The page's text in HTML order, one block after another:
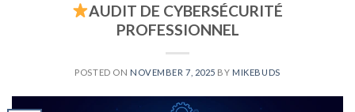
AUDIT DE CYBERSÉCURITÉ
PROFESSIONNEL
POSTED ON NOVEMBER 7, 2025 BY MIKEBUDS